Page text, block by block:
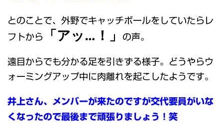
とのことで、外野でキャッチボールをしていたらレ
フトから
「アッ…！」 の声。
遠目からでも分かる足を引きずる様子。どうやらウ
ォーミングアップ中に肉離れを起こしたようです。
井上さん、メンバーが来たのですが交代要員がいな
くなったので最後まで頑張りましょう！笑